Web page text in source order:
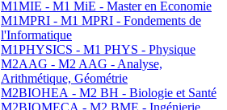
M1MIE - M1 MiE - Master en Economie
M1MPRI - M1 MPRI - Fondements de
l'Informatique
M1PHYSICS - M1 PHYS - Physique
M2AAG - M2 AAG - Analyse,
Arithmétique, Géométrie
M2BIOHEA - M2 BH - Biologie et Santé
M2BIOMECA - M2 BME - Ingénierie